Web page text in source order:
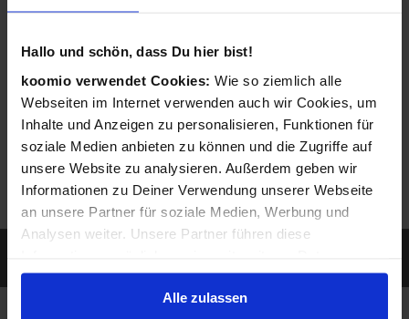
Hallo und schön, dass Du hier bist!
koomio verwendet Cookies: Wie so ziemlich alle
Webseiten im Internet verwenden auch wir Cookies, um
Inhalte und Anzeigen zu personalisieren, Funktionen für
soziale Medien anbieten zu können und die Zugriffe auf
unsere Website zu analysieren. Außerdem geben wir
Informationen zu Deiner Verwendung unserer Webseite
an unsere Partner für soziale Medien, Werbung und
Analysen weiter. Unsere Partner führen diese
zusammen, die Du ihnen bereitgestellt hast oder die sie
im Rahmen Deiner Nutzung der Dienste gesammelt
Alle zulassen
Leistungen sucht, die Sie anbieten...